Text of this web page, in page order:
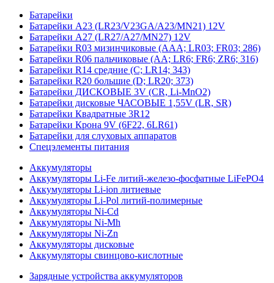
Батарейки
Батарейки A23 (LR23/V23GA/A23/MN21) 12V
Батарейки A27 (LR27/A27/MN27) 12V
Батарейки R03 мизинчиковые (AAA; LR03; FR03; 286)
Батарейки R06 пальчиковые (AA; LR6; FR6; ZR6; 316)
Батарейки R14 средние (C; LR14; 343)
Батарейки R20 большие (D; LR20; 373)
Батарейки ДИСКОВЫЕ 3V (CR, Li-MnO2)
Батарейки дисковые ЧАСОВЫЕ 1,55V (LR, SR)
Батарейки Квадратные 3R12
Батарейки Крона 9V (6F22, 6LR61)
Батарейки для слуховых аппаратов
Спецэлементы питания
Аккумуляторы
Аккумуляторы Li-Fe литий-железо-фосфатные LiFePO4
Аккумуляторы Li-ion литиевые
Аккумуляторы Li-Pol литий-полимерные
Аккумуляторы Ni-Cd
Аккумуляторы Ni-Mh
Аккумуляторы Ni-Zn
Аккумуляторы дисковые
Аккумуляторы свинцово-кислотные
Зарядные устройства аккумуляторов